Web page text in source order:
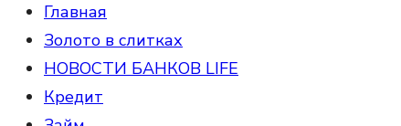
Главная
Золото в слитках
НОВОСТИ БАНКОВ LIFE
Кредит